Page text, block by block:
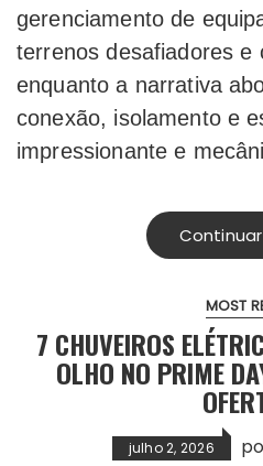
gerenciamento de
terrenos desafiadores e
enquanto a narrativa
conexão, isolamento e
impressionante e
MOST
7 CHUVEIROS
OLHO NO PRIME
julho 2, 2026